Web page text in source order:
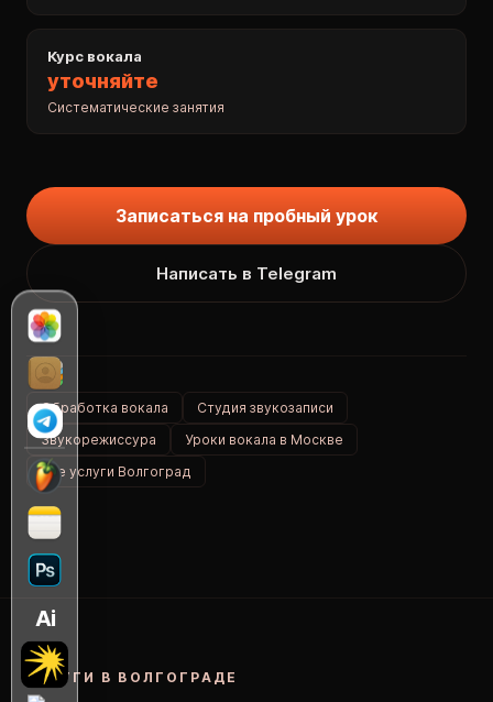
Ai
Курс вокала
уточняйте
Систематические занятия
Записаться на пробный урок
Написать в Telegram
Обработка вокала
Студия звукозаписи
Звукорежиссура
Уроки вокала в Москве
Все услуги Волгоград
УСЛУГИ В ВОЛГОГРАДЕ